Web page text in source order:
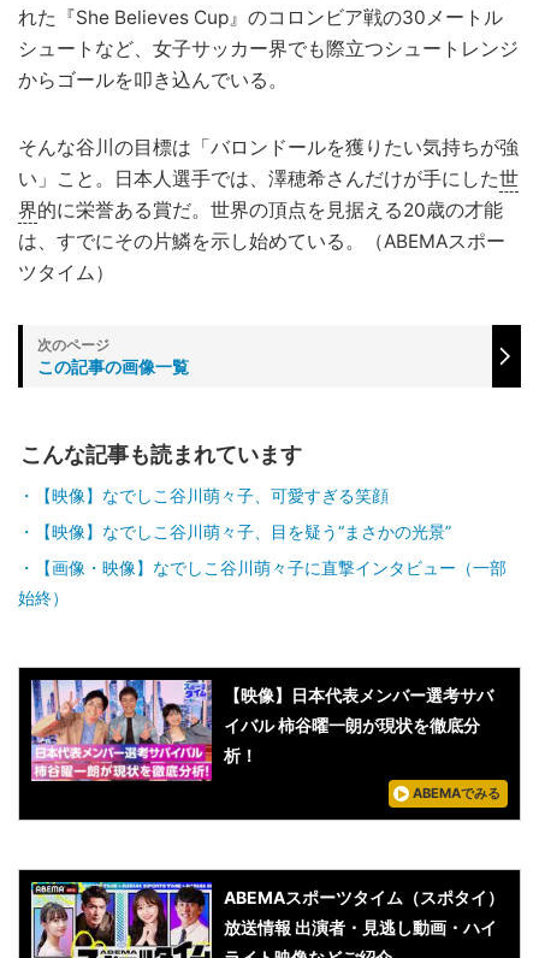
れた『She Believes Cup』のコロンビア戦の30メートル
シュートなど、女子サッカー界でも際立つシュートレンジ
からゴールを叩き込んでいる。
そんな谷川の目標は「バロンドールを獲りたい気持ちが強
い」こと。日本人選手では、澤穂希さんだけが手にした世
界的に栄誉ある賞だ。世界の頂点を見据える20歳の才能
は、すでにその片鱗を示し始めている。（ABEMAスポー
ツタイム）
この記事の画像一覧
こんな記事も読まれています
【映像】なでしこ谷川萌々子、可愛すぎる笑顔
【映像】なでしこ谷川萌々子、目を疑う“まさかの光景”
【画像・映像】なでしこ谷川萌々子に直撃インタビュー（一部
始終）
【映像】日本代表メンバー選考サバ
イバル 柿谷曜一朗が現状を徹底分
析！
ABEMAでみる
ABEMAスポーツタイム（スポタイ）
放送情報 出演者・見逃し動画・ハイ